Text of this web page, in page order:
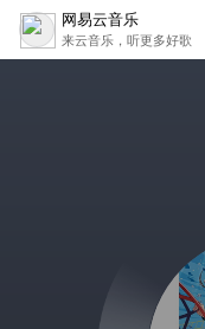
网易云音乐
来云音乐，听更多好歌